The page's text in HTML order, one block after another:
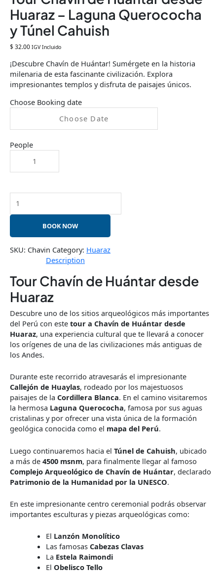
Huaraz – Laguna Querococha
y Túnel Cahuish
$32.00 IGV Incluido
¡Descubre Chavín de Huántar! Sumérgete en la historia
milenaria de esta fascinante civilización. Explora
impresionantes templos y disfruta de paisajes únicos.
Choose Booking date
People
BOOK NOW
SKU: Chavin Category: Huaraz
Description
Tour Chavín de Huántar desde
Huaraz
Descubre uno de los sitios arqueológicos más importantes
del Perú con este tour a Chavín de Huántar desde
Huaraz, una experiencia cultural que te llevará a conocer
los orígenes de una de las civilizaciones más antiguas de
los Andes.
Durante este recorrido atravesarás el impresionante
Callejón de Huaylas, rodeado por los majestuosos
paisajes de la Cordillera Blanca. En el camino visitaremos
la hermosa Laguna Querococha, famosa por sus aguas
cristalinas y por ofrecer una vista única de la formación
geológica conocida como el mapa del Perú.
Luego continuaremos hacia el Túnel de Cahuish, ubicado
a más de 4500 msnm, para finalmente llegar al famoso
Complejo Arqueológico de Chavín de Huántar, declarado
Patrimonio de la Humanidad por la UNESCO.
En este impresionante centro ceremonial podrás observar
importantes esculturas y piezas arqueológicas como:
El Lanzón Monolítico
Las famosas Cabezas Clavas
La Estela Raimondi
El Obelisco Tello